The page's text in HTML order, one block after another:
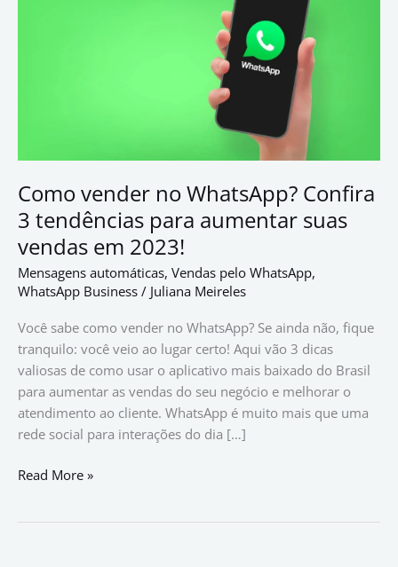
Como vender no WhatsApp? Confira
3 tendências para aumentar suas
vendas em 2023!
Mensagens automáticas, Vendas pelo WhatsApp,
WhatsApp Business / Juliana Meireles
Você sabe como vender no WhatsApp? Se ainda não, fique
tranquilo: você veio ao lugar certo! Aqui vão 3 dicas
valiosas de como usar o aplicativo mais baixado do Brasil
para aumentar as vendas do seu negócio e melhorar o
atendimento ao cliente. WhatsApp é muito mais que uma
rede social para interações do dia […]
suas
em
2023!
Read More »